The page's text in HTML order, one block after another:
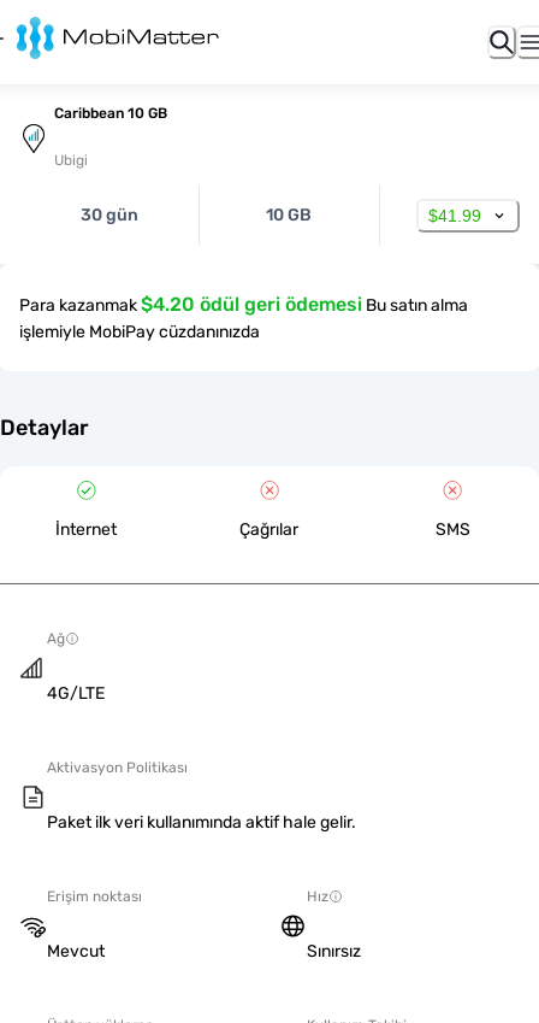
Caribbean 10 GB
Ubigi
30 gün 10 GB $41.99
Para kazanmak$4.20 ödül geri ödemesi Bu satın alma
işlemiyle MobiPay cüzdanınızda
Detaylar
İnternet Çağrılar SMS
Ağ
4G/LTE
Aktivasyon Politikası
Paket ilk veri kullanımında aktif hale gelir.
Erişim noktası
Mevcut
Hız
Sınırsız